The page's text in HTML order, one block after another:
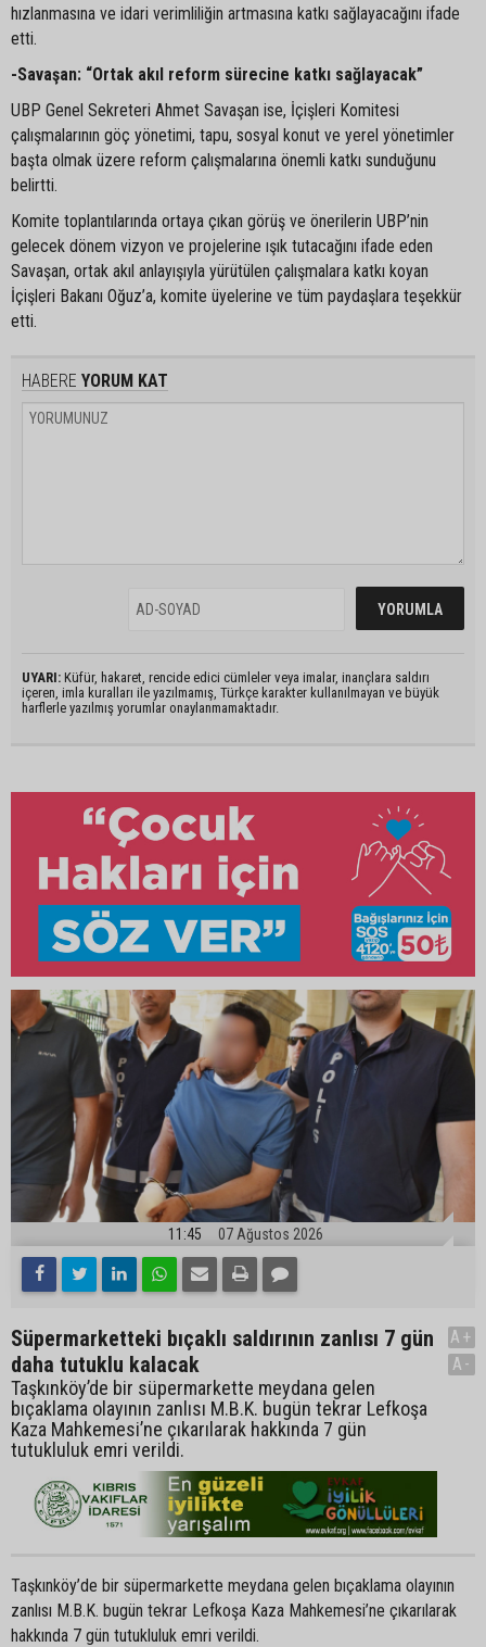
hızlanmasına ve idari verimliliğin artmasına katkı sağlayacağını ifade
etti.
-Savaşan: “Ortak akıl reform sürecine katkı sağlayacak”
UBP Genel Sekreteri Ahmet Savaşan ise, İçişleri Komitesi
çalışmalarının göç yönetimi, tapu, sosyal konut ve yerel yönetimler
başta olmak üzere reform çalışmalarına önemli katkı sunduğunu
belirtti.
Komite toplantılarında ortaya çıkan görüş ve önerilerin UBP’nin
gelecek dönem vizyon ve projelerine ışık tutacağını ifade eden
Savaşan, ortak akıl anlayışıyla yürütülen çalışmalara katkı koyan
İçişleri Bakanı Oğuz’a, komite üyelerine ve tüm paydaşlara teşekkür
etti.
HABERE YORUM KAT
UYARI: Küfür, hakaret, rencide edici cümleler veya imalar, inançlara saldırı
içeren, imla kuralları ile yazılmamış, Türkçe karakter kullanılmayan ve büyük
harflerle yazılmış yorumlar onaylanmamaktadır.
11:45 07 Ağustos 2026
Süpermarketteki bıçaklı saldırının zanlısı 7 gün
daha tutuklu kalacak
Taşkınköy’de bir süpermarkette meydana gelen
bıçaklama olayının zanlısı M.B.K. bugün tekrar Lefkoşa
Kaza Mahkemesi’ne çıkarılarak hakkında 7 gün
tutukluluk emri verildi.
A+
A-
Taşkınköy’de bir süpermarkette meydana gelen bıçaklama olayının
zanlısı M.B.K. bugün tekrar Lefkoşa Kaza Mahkemesi’ne çıkarılarak
hakkında 7 gün tutukluluk emri verildi.